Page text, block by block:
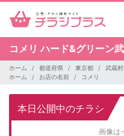
コメリハード&グリーン
ホーム 都道府県 東京都
武蔵
ホーム
お店の名前 コメリ
本日公開中のチラシ
画像は